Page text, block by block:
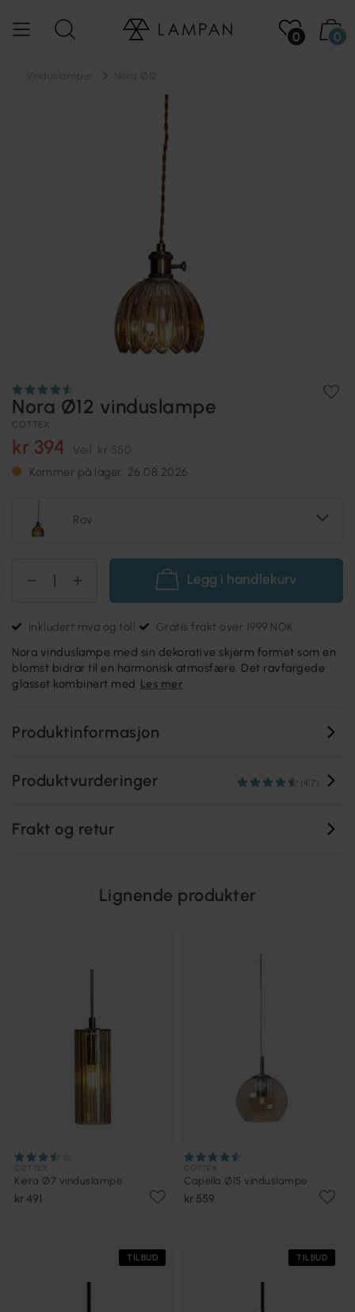
0 0
Nora Ø12 vinduslampe
COTTEX
kr 394 Veil. kr 550
Kommer på lager: 26.08.2026
Rav
Legg i handlekurv
Inkludert mva og toll Gratis frakt over 1999 NOK
Nora vinduslampe med sin dekorative skjerm formet som en
blomst bidrar til en harmonisk atmosfære. Det ravfargede
glasset kombinert med Les mer
Produktinformasjon
Produktvurderinger (4.7)
Frakt og retur
Lignende produkter
Kiera Ø7 vinduslampe
kr 491
Capella Ø15 vinduslampe
kr 559
TILBUD TILBUD